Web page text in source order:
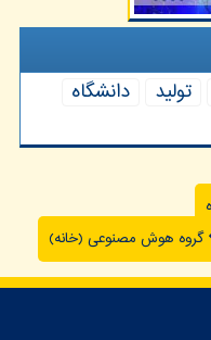
تولید
دانشگاه
گروه هوش مصنوعی (خانه)